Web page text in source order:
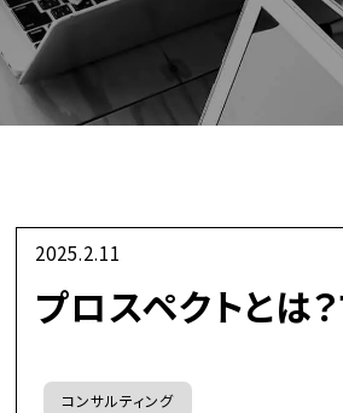
2025.2.11
プロスペクトとは
コンサルティング